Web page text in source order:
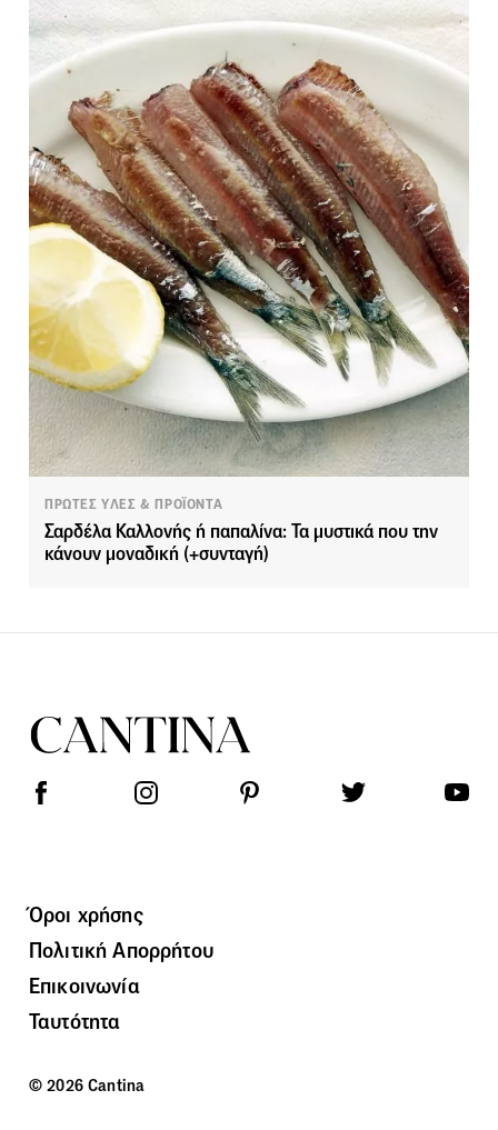
ΠΡΩΤΕΣ ΥΛΕΣ & ΠΡΟΪΟΝΤΑ
Σαρδέλα Καλλονής ή παπαλίνα: Τα μυστικά που την
κάνουν μοναδική (+συνταγή)
Όροι χρήσης
Πολιτική Απορρήτου
Επικοινωνία
Ταυτότητα
© 2026 Cantina